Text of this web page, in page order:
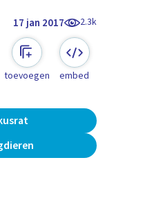
17 jan 2017 2.3k
toevoegen embed